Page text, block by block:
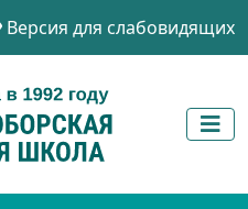
Версия для слабовидящих